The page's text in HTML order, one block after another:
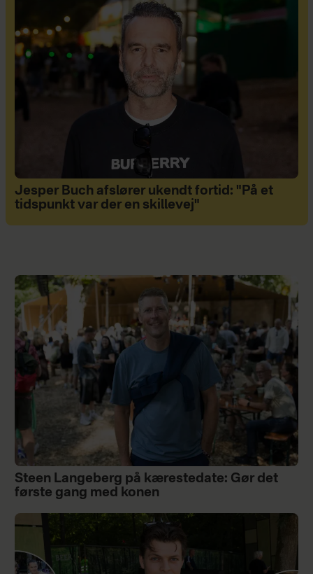
Jesper Buch afslører ukendt fortid: "På et
tidspunkt var der en skillevej"
Steen Langeberg på kærestedate: Gør det
første gang med konen